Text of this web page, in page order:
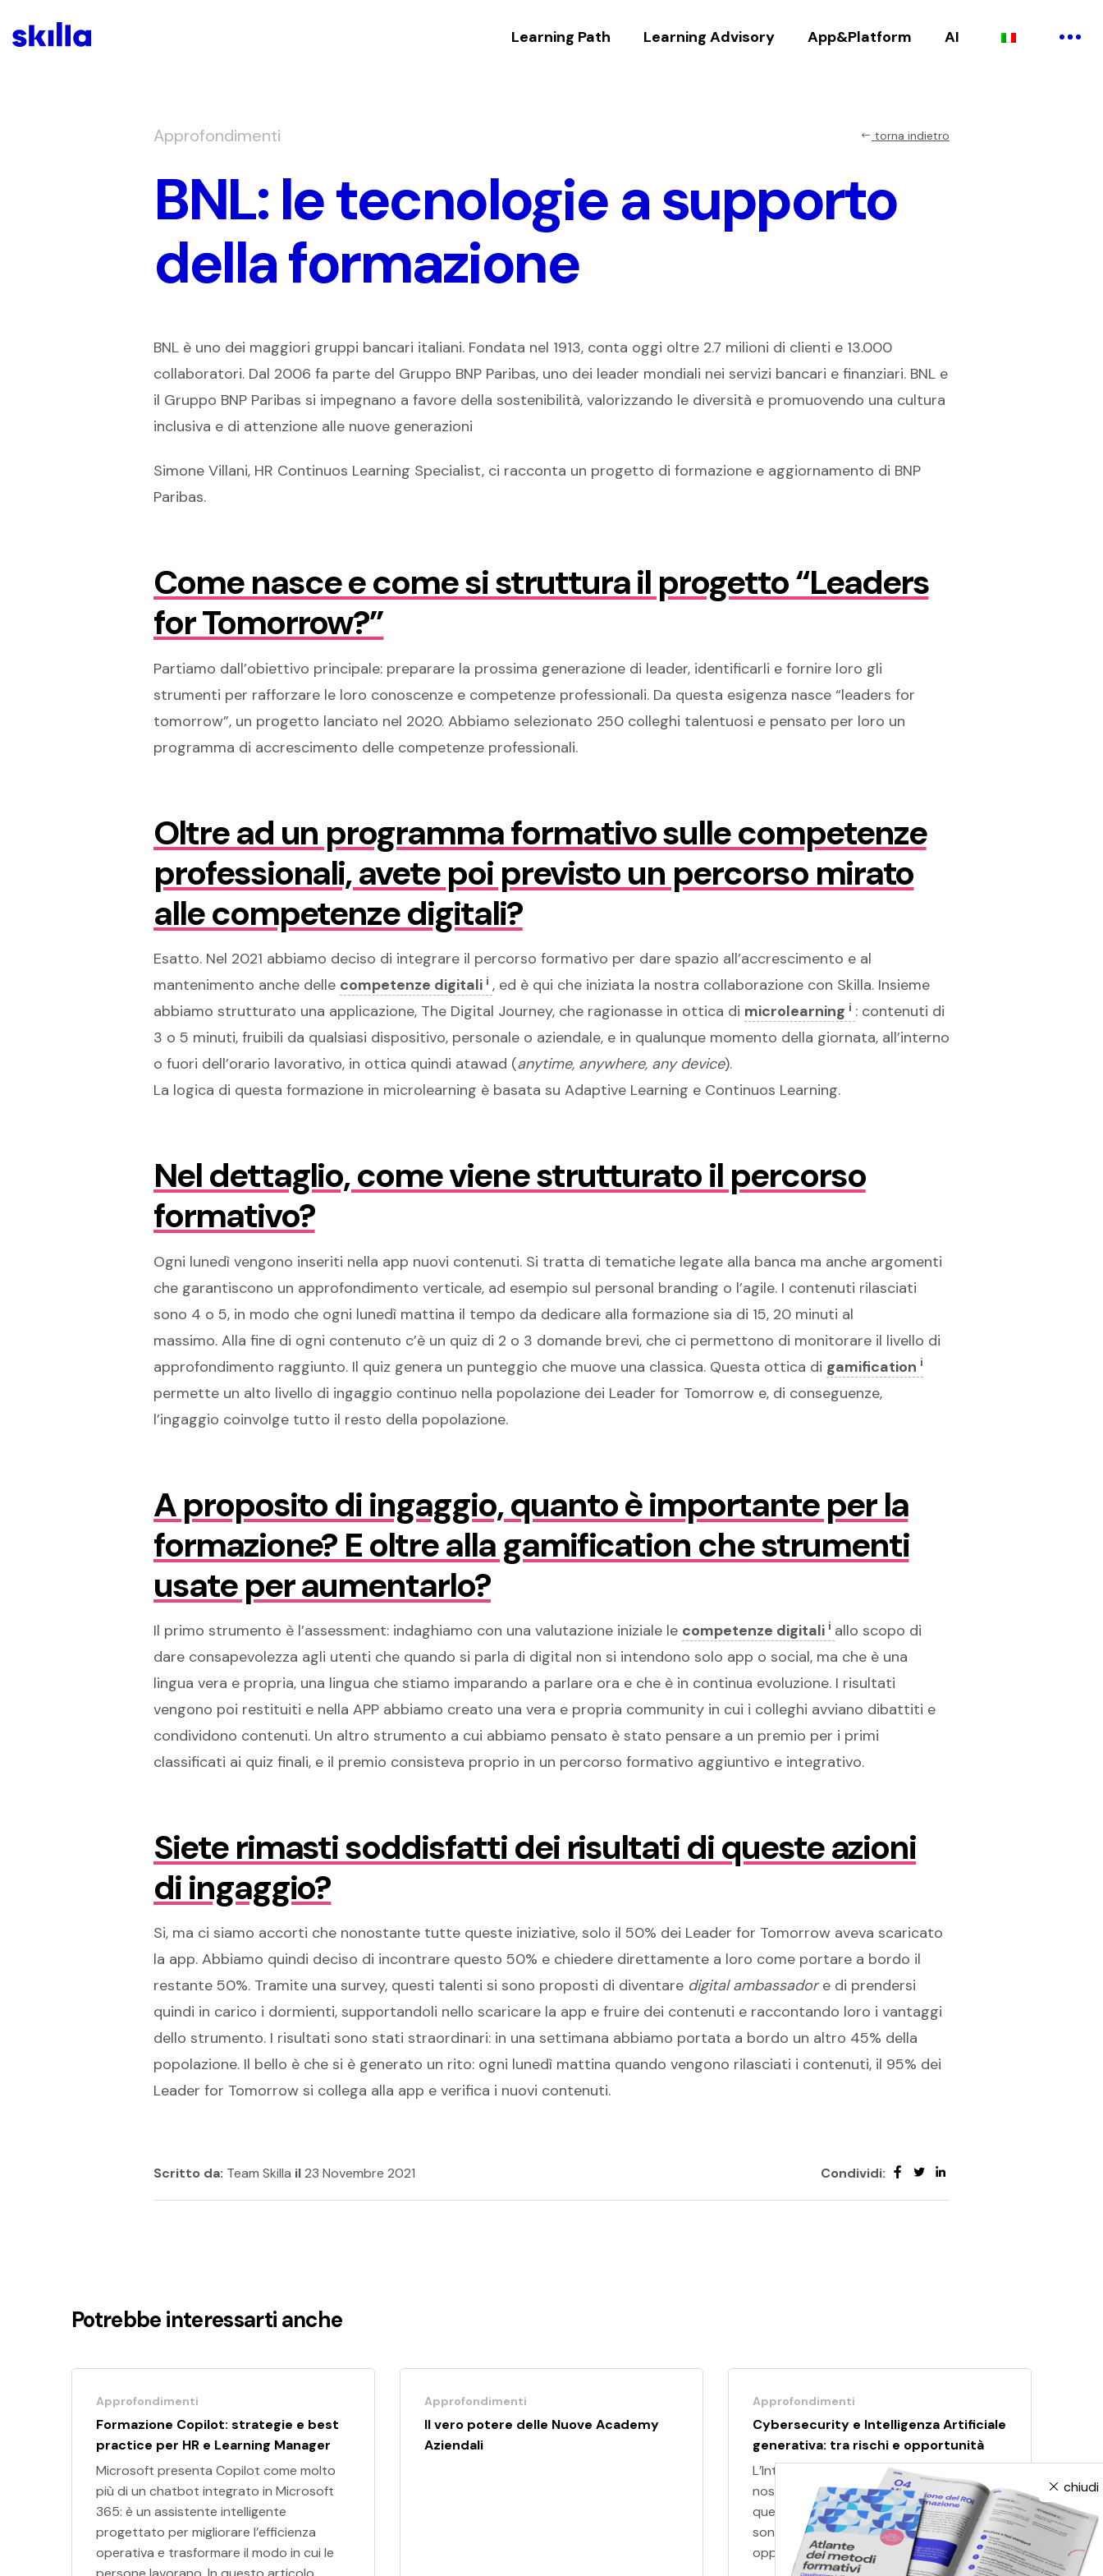
Learning Path Learning Advisory App&Platform AI
Approfondimenti torna indietro
BNL: le tecnologie a supporto
della formazione
BNL è uno dei maggiori gruppi bancari italiani. Fondata nel 1913, conta oggi oltre 2.7 milioni di clienti e 13.000
collaboratori. Dal 2006 fa parte del Gruppo BNP Paribas, uno dei leader mondiali nei servizi bancari e finanziari. BNL e
il Gruppo BNP Paribas si impegnano a favore della sostenibilità, valorizzando le diversità e promuovendo una cultura
inclusiva e di attenzione alle nuove generazioni
Simone Villani, HR Continuos Learning Specialist, ci racconta un progetto di formazione e aggiornamento di BNP
Paribas.
Come nasce e come si struttura il progetto “Leaders
for Tomorrow?”
Partiamo dall’obiettivo principale: preparare la prossima generazione di leader, identificarli e fornire loro gli
strumenti per rafforzare le loro conoscenze e competenze professionali. Da questa esigenza nasce “leaders for
tomorrow”, un progetto lanciato nel 2020. Abbiamo selezionato 250 colleghi talentuosi e pensato per loro un
programma di accrescimento delle competenze professionali.
Oltre ad un programma formativo sulle competenze
professionali, avete poi previsto un percorso mirato
alle competenze digitali?
Esatto. Nel 2021 abbiamo deciso di integrare il percorso formativo per dare spazio all’accrescimento e al
mantenimento anche delle competenze digitali i , ed è qui che iniziata la nostra collaborazione con Skilla. Insieme
abbiamo strutturato una applicazione, The Digital Journey, che ragionasse in ottica di microlearning i : contenuti di
3 o 5 minuti, fruibili da qualsiasi dispositivo, personale o aziendale, e in qualunque momento della giornata, all’interno
o fuori dell’orario lavorativo, in ottica quindi atawad (anytime, anywhere, any device).
La logica di questa formazione in microlearning è basata su Adaptive Learning e Continuos Learning.
Nel dettaglio, come viene strutturato il percorso
formativo?
Ogni lunedì vengono inseriti nella app nuovi contenuti. Si tratta di tematiche legate alla banca ma anche argomenti
che garantiscono un approfondimento verticale, ad esempio sul personal branding o l’agile. I contenuti rilasciati
sono 4 o 5, in modo che ogni lunedì mattina il tempo da dedicare alla formazione sia di 15, 20 minuti al
massimo. Alla fine di ogni contenuto c’è un quiz di 2 o 3 domande brevi, che ci permettono di monitorare il livello di
approfondimento raggiunto. Il quiz genera un punteggio che muove una classica. Questa ottica di gamification i
permette un alto livello di ingaggio continuo nella popolazione dei Leader for Tomorrow e, di conseguenze,
l’ingaggio coinvolge tutto il resto della popolazione.
A proposito di ingaggio, quanto è importante per la
formazione? E oltre alla gamification che strumenti
usate per aumentarlo?
Il primo strumento è l’assessment: indaghiamo con una valutazione iniziale le competenze digitali i allo scopo di
dare consapevolezza agli utenti che quando si parla di digital non si intendono solo app o social, ma che è una
lingua vera e propria, una lingua che stiamo imparando a parlare ora e che è in continua evoluzione. I risultati
vengono poi restituiti e nella APP abbiamo creato una vera e propria community in cui i colleghi avviano dibattiti e
condividono contenuti. Un altro strumento a cui abbiamo pensato è stato pensare a un premio per i primi
classificati ai quiz finali, e il premio consisteva proprio in un percorso formativo aggiuntivo e integrativo.
Siete rimasti soddisfatti dei risultati di queste azioni
di ingaggio?
Si, ma ci siamo accorti che nonostante tutte queste iniziative, solo il 50% dei Leader for Tomorrow aveva scaricato
la app. Abbiamo quindi deciso di incontrare questo 50% e chiedere direttamente a loro come portare a bordo il
restante 50%. Tramite una survey, questi talenti si sono proposti di diventare digital ambassadore di prendersi
quindi in carico i dormienti, supportandoli nello scaricare la app e fruire dei contenuti e raccontando loro i vantaggi
dello strumento. I risultati sono stati straordinari: in una settimana abbiamo portata a bordo un altro 45% della
popolazione. Il bello è che si è generato un rito: ogni lunedì mattina quando vengono rilasciati i contenuti, il 95% dei
Leader for Tomorrow si collega alla app e verifica i nuovi contenuti.
Scritto da: Team Skilla il23 Novembre 2021 Condividi:
Potrebbe interessarti anche
Approfondimenti
Formazione Copilot: strategie e best
practice per HR e Learning Manager
Microsoft presenta Copilot come molto
più di un chatbot integrato in Microsoft
365: è un assistente intelligente
progettato per migliorare l’efficienza
operativa e trasformare il modo in cui le
Approfondimenti
Il vero potere delle Nuove Academy
Aziendali
Approfondimenti
Cybersecurity e Intelligenza Artificiale
generativa: tra rischi e opportunità
L’Intelligenza Artificiale sta cambiando le
nostre abitudini e, purtroppo, anche
quelle dei cyber criminali. Tuttavia, non ci
sono solo nuovi rischi ma anche notevoli
opportunità
chiudi